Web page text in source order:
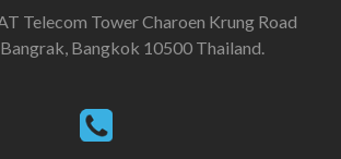
Telecom Tower Charoen Krung Road
Bangkok 10500 Thailand.